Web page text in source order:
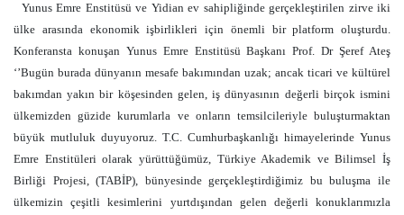
Yunus Emre Enstitüsü ve Yidian ev sahipliğinde gerçekleştirilen zirve iki
ülke arasında ekonomik işbirlikleri için önemli bir platform oluşturdu.
Konferansta konuşan Yunus Emre Enstitüsü Başkanı Prof. Dr Şeref Ateş
‘’Bugün burada dünyanın mesafe bakımından uzak; ancak ticari ve kültürel
bakımdan yakın bir köşesinden gelen, iş dünyasının değerli birçok ismini
ülkemizden güzide kurumlarla ve onların temsilcileriyle buluşturmaktan
büyük mutluluk duyuyoruz. T.C. Cumhurbaşkanlığı himayelerinde Yunus
Emre Enstitüleri olarak yürüttüğümüz, Türkiye Akademik ve Bilimsel İş
Birliği Projesi, (TABİP), bünyesinde gerçekleştirdiğimiz bu buluşma ile
ülkemizin çeşitli kesimlerini yurtdışından gelen değerli konuklarımızla